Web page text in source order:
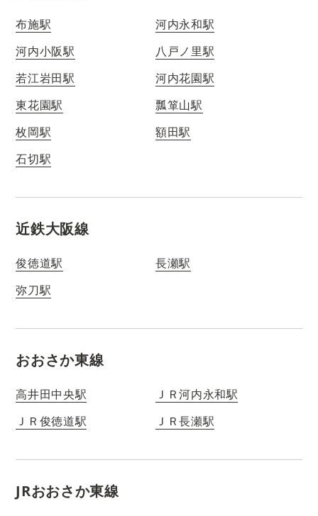
布施駅
河内永和駅
河内小阪駅
八戸ノ里駅
若江岩田駅
河内花園駅
東花園駅
瓢箪山駅
枚岡駅
額田駅
石切駅
近鉄大阪線
俊徳道駅
長瀬駅
弥刀駅
おおさか東線
高井田中央駅
ＪＲ河内永和駅
ＪＲ俊徳道駅
ＪＲ長瀬駅
JRおおさか東線